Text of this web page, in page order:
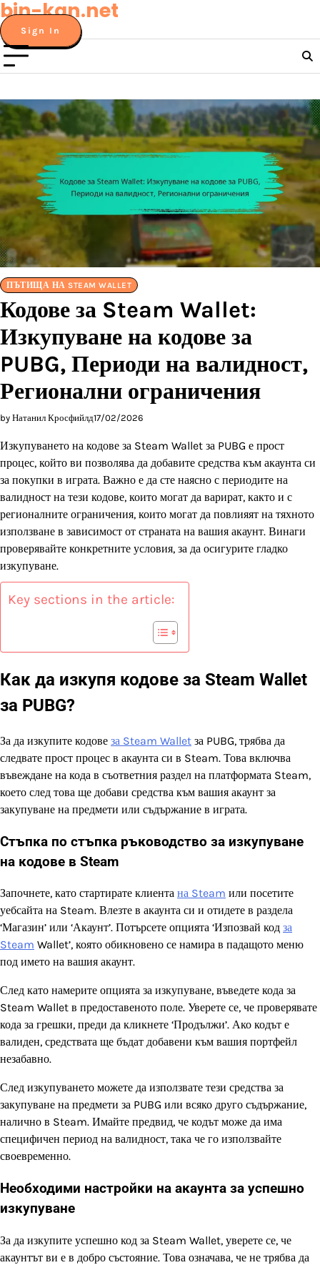
Skip
to
content
bin-kan.net
Sign In
ПЪТИЩА НА STEAM WALLET
Кодове за Steam Wallet:
Изкупуване на кодове за
PUBG, Периоди на валидност,
Регионални ограничения
by Натанил Кросфийлд17/02/2026
Изкупуването на кодове за Steam Wallet за PUBG е прост
процес, който ви позволява да добавите средства към акаунта си
за покупки в играта. Важно е да сте наясно с периодите на
валидност на тези кодове, които могат да варират, както и с
регионалните ограничения, които могат да повлияят на тяхното
използване в зависимост от страната на вашия акаунт. Винаги
проверявайте конкретните условия, за да осигурите гладко
изкупуване.
Key sections in the article:
Как да изкупя кодове за Steam Wallet
за PUBG?
За да изкупите кодове за Steam Wallet за PUBG, трябва да
следвате прост процес в акаунта си в Steam. Това включва
въвеждане на кода в съответния раздел на платформата Steam,
което след това ще добави средства към вашия акаунт за
закупуване на предмети или съдържание в играта.
Стъпка по стъпка ръководство за изкупуване
на кодове в Steam
Започнете, като стартирате клиента на Steam или посетите
уебсайта на Steam. Влезте в акаунта си и отидете в раздела
‘Магазин’ или ‘Акаунт’. Потърсете опцията ‘Изпозвай код за
Steam Wallet’, която обикновено се намира в падащото меню
под името на вашия акаунт.
След като намерите опцията за изкупуване, въведете кода за
Steam Wallet в предоставеното поле. Уверете се, че проверявате
кода за грешки, преди да кликнете ‘Продължи’. Ако кодът е
валиден, средствата ще бъдат добавени към вашия портфейл
незабавно.
След изкупуването можете да използвате тези средства за
закупуване на предмети за PUBG или всяко друго съдържание,
налично в Steam. Имайте предвид, че кодът може да има
специфичен период на валидност, така че го използвайте
своевременно.
Необходими настройки на акаунта за успешно
изкупуване
За да изкупите успешно код за Steam Wallet, уверете се, че
акаунтът ви е в добро състояние. Това означава, че не трябва да